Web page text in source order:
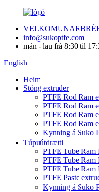
info@sukoptfe.com
mán - lau frá 8:30 til
English
Heim
Stöng extruder
PTFE Rod Ram
PTFE Rod Ram
PTFE Rod Ram
PTFE Rod Ram
Kynning á Suko
Túpuútdrætti
PTFE Tube Ram
PTFE Tube Ram
PTFE Tube Ram
PTFE Paste
Kynning á Suko